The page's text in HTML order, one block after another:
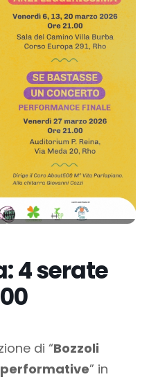
4 serate
di “Bozzoli
” in